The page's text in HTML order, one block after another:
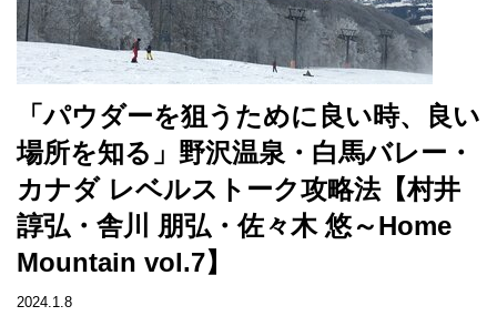
「パウダーを狙うために良い時、良い
場所を知る」野沢温泉・白馬バレー・
カナダ レベルストーク攻略法【村井
諄弘・舎川 朋弘・佐々木 悠～Home
Mountain vol.7】
2024.1.8